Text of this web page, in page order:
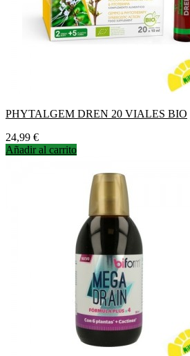
PHYTALGEM DREN 20 VIALES BIO
Precio
24,99 €
Añadir al carrito